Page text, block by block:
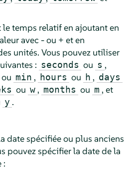
le temps relatif en ajoutant en
avec - ou + et en
unités. Vous pouvez utiliser
: seconds ou s ,
ou min , hours ou h , days
ou w , months ou m , et
y .
date spécifiée ou plus anciens
pouvez spécifier la date de la
: